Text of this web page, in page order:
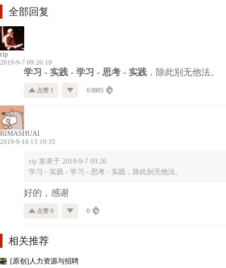
全部回复
rip
2019-9-7 09:26:19
学习 - 实践 - 学习 - 思考 - 实践 ，除此别无他法。
点赞 1 0.0005
RIMASHUAI
2019-9-16 13:19:35
rip 发表于 2019-9-7 09:26
学习 - 实践 - 学习 - 思考 - 实践，除此别无他法。
好的，感谢
点赞 0 0
相关推荐
[原创]人力资源与招聘